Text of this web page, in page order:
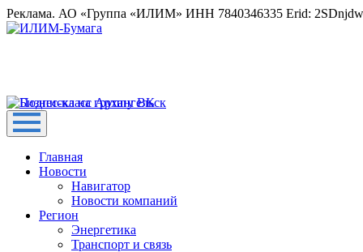
Реклама. АО «Группа «ИЛИМ» ИНН 7840346335 Erid:
Главная
Новости
Навигатор
Новости компаний
Регион
Энергетика
Транспорт и связь